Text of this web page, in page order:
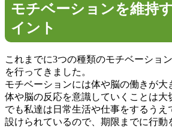
モチベーションを維持
イント
これまでに3つの種類のモチベーショ
を行ってきました。
モチベーションには体や脳の働きが大
体や脳の反応を意識していくことは大
でも私達は日常生活や仕事をするうえ
設けられているので、期限までに行動